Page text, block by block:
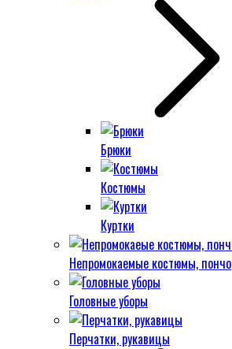
Брюки
Костюмы
Куртки
Непромокаемые костюмы, пончо
Головные уборы
Перчатки, рукавицы